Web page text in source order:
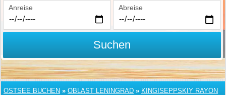
Anreise Abreise
Suchen
OSTSEE BUCHEN » OBLAST LENINGRAD » KINGISEPPSKIY RAYON